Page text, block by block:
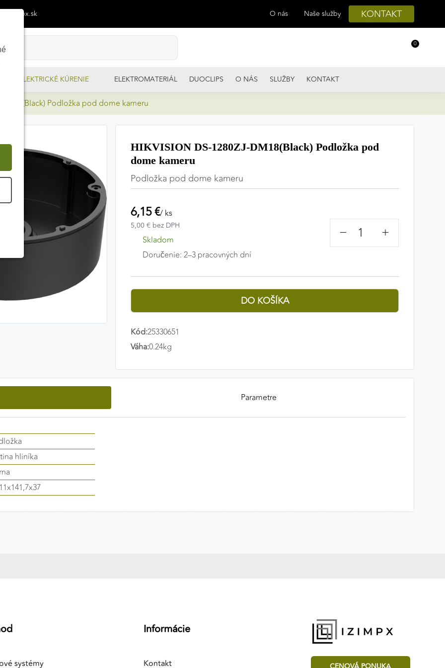
O nás Naše služby KONTAKT
0
ELEKTRICKÉ KÚRENIE ELEKTROMATERIÁL DUOCLIPS O NÁS SLUŽBY KONTAKT
DM18(Black) Podložka pod dome kameru
HIKVISION DS-1280ZJ-DM18(Black) Podložka pod
dome kameru
Podložka pod dome kameru
6,15 €/ ks
5,00 € bez DPH
Skladom
Doručenie: 2–3 pracovných dní
− +
Kód:25330651
Váha:0.24kg
Parametre
hliníka
systémy
Informácie
Kontakt